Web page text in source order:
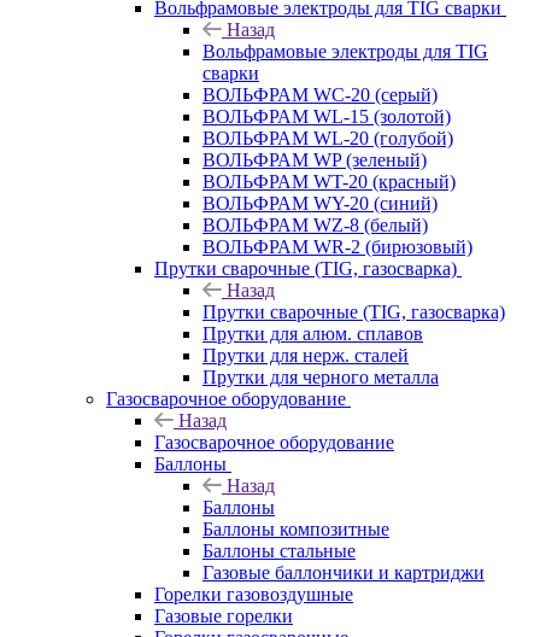
Вольфрамовые электроды для TIG сварки
Назад
Вольфрамовые электроды для TIG
сварки
ВОЛЬФРАМ WC-20 (серый)
ВОЛЬФРАМ WL-15 (золотой)
ВОЛЬФРАМ WL-20 (голубой)
ВОЛЬФРАМ WP (зеленый)
ВОЛЬФРАМ WT-20 (красный)
ВОЛЬФРАМ WY-20 (синий)
ВОЛЬФРАМ WZ-8 (белый)
ВОЛЬФРАМ WR-2 (бирюзовый)
Прутки сварочные (TIG, газосварка)
Назад
Прутки сварочные (TIG, газосварка)
Прутки для алюм. сплавов
Прутки для нерж. сталей
Прутки для черного металла
Газосварочное оборудование
Назад
Газосварочное оборудование
Баллоны
Назад
Баллоны
Баллоны композитные
Баллоны стальные
Газовые баллончики и картриджи
Горелки газовоздушные
Газовые горелки